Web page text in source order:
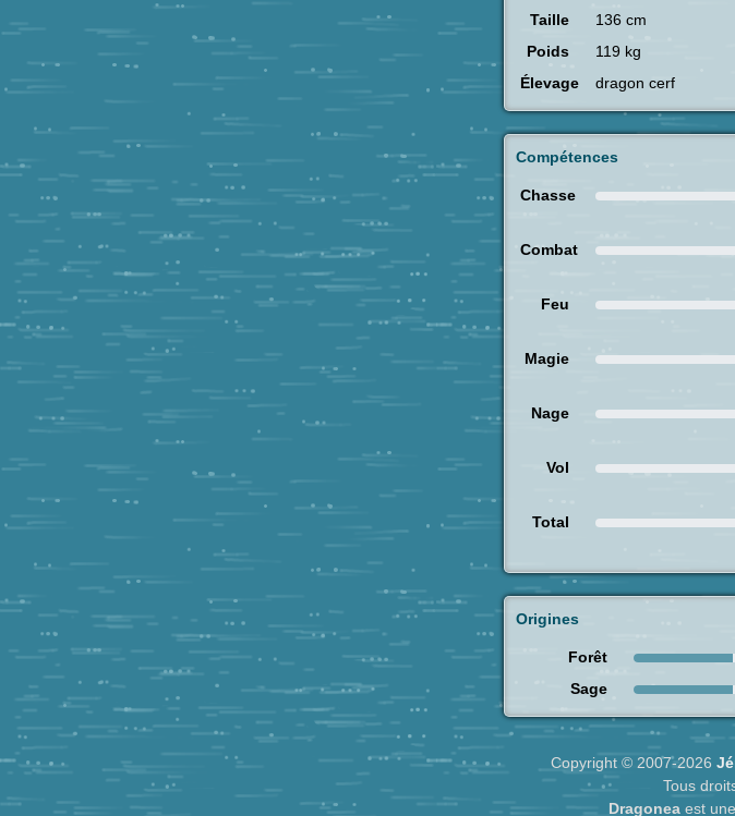
Taille 136 cm
Poids
119 kg
Élevage
dragon cerf
Compétences
Chasse
Combat
Feu
Magie
Nage
Vol
Total
Origines
Forêt
Sage
Copyright © 2007-2026
Tous
Dragoneaest